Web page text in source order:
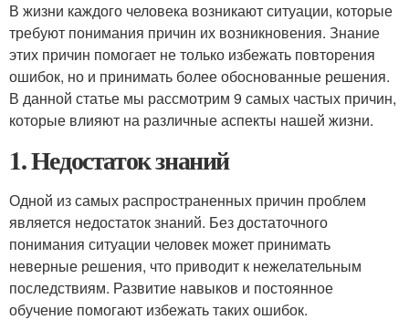
В жизни каждого человека возникают ситуации, которые
требуют понимания причин их возникновения. Знание
этих причин помогает не только избежать повторения
ошибок, но и принимать более обоснованные решения.
В данной статье мы рассмотрим 9 самых частых причин,
которые влияют на различные аспекты нашей жизни.
1. Недостаток знаний
Одной из самых распространенных причин проблем
является недостаток знаний. Без достаточного
понимания ситуации человек может принимать
неверные решения, что приводит к нежелательным
последствиям. Развитие навыков и постоянное
обучение помогают избежать таких ошибок.